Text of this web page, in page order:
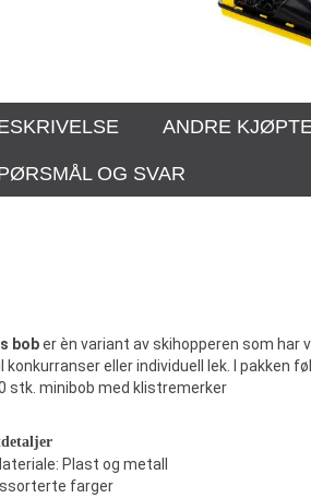
ANDRE
OG SVAR
bober èn variant av skihopperen som har
konkurranser eller individuell lek. I pakken
stk. minibob med klistremerker
Plast og metall
farger